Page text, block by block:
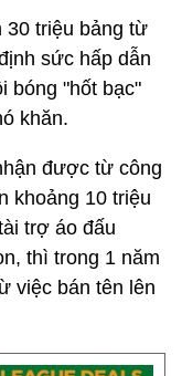
30 triệu bảng từ
sức hấp dẫn
bóng "hốt bạc"
khăn.
được từ công
khoảng 10 triệu
trợ áo đấu
thì trong 1 năm
việc bán tên lên